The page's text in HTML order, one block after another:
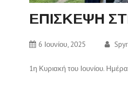
ΕΠΙΣΚΕΨΗ
6 Ιουνίου, 2025
1η Κυριακή του Ιουνίου.